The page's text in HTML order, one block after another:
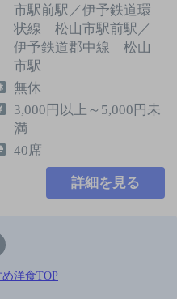
市駅前駅／伊予鉄道環
状線 松山市駅前駅／
伊予鉄道郡中線 松山
市駅
無休
3,000円以上～5,000円未
満
40席
詳細を見る
洋食TOP